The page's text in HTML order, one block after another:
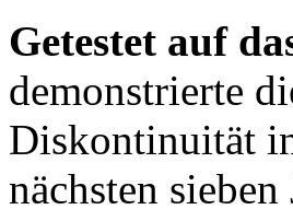
Getestet auf
demonstrierte
Diskontinuität
nächsten